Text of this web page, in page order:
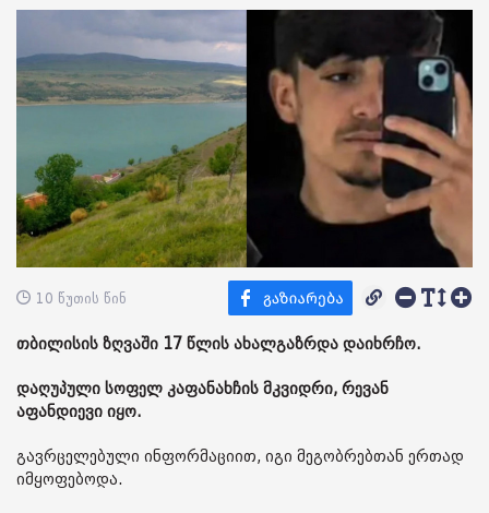
10 წუთის წინ
თბილისის ზღვაში 17 წლის ახალგაზრდა დაიხრჩო.
დაღუპული სოფელ კაფანახჩის მკვიდრი, რევან
აფანდიევი იყო.
გავრცელებული ინფორმაციით, იგი მეგობრებთან ერთად
იმყოფებოდა.